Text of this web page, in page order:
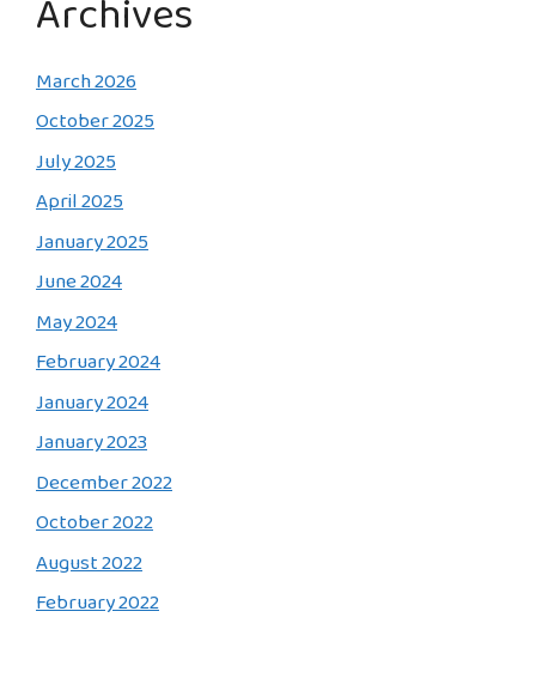
Archives
March 2026
October 2025
July 2025
April 2025
January 2025
June 2024
May 2024
February 2024
January 2024
January 2023
December 2022
October 2022
August 2022
February 2022